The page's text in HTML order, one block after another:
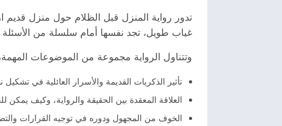
تدور رواية المنزل قبل الظلام حول منزل
غياب طويل، تجد نفسها أمام سلسلة من الأسئلة
وتتناول الرواية مجموعة من الموضوعات
تأثير الذكريات القديمة والأسرار العائلية في
العلاقة المعقدة بين الحقيقة والرواية، وكيف يمكن
الخوف من المجهول ودوره في توجيه القرارات